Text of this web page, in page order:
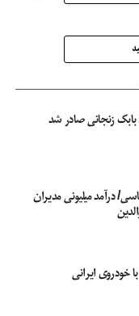
زنجانی صادر شد
درآمد میلیونی مدیران
خودروی ایرانی